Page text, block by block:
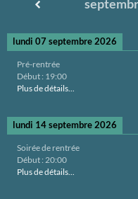
lundi 07 septembre 2026
Pré-rentrée
Début : 19:00
Plus de détails...
lundi 14 septembre 2026
Soirée de rentrée
Début : 20:00
Plus de détails...